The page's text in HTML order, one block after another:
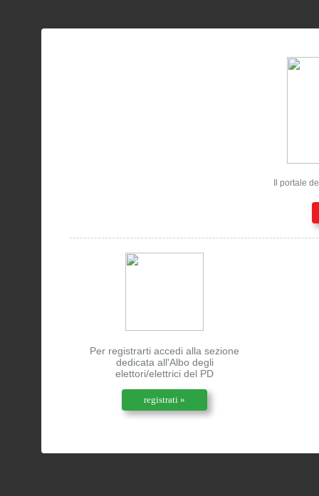
Il portale
Per registrarti accedi alla sezione
dedicata all'Albo degli
elettori/elettrici del PD